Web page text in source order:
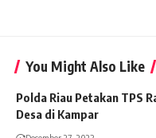
You Might Also Like
Polda Riau Petakan TPS
Desa di Kampar